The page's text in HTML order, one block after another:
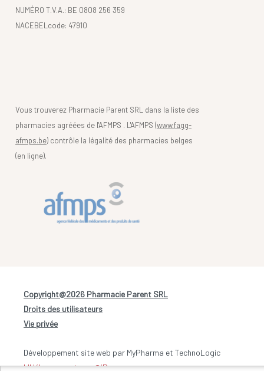
NUMÉRO T.V.A.: BE 0808 256 359
NACEBELcode: 47910
Vous trouverez Pharmacie Parent SRL dans la liste des
pharmacies agréées de l'AFMPS . L'AFMPS (www.fagg-
afmps.be) contrôle la légalité des pharmacies belges
(en ligne).
Copyright@2026 Pharmacie Parent SRL
Droits des utilisateurs
Vie privée
Développement site web par MyPharma et TechnoLogic
L'Hébergement par @iPower